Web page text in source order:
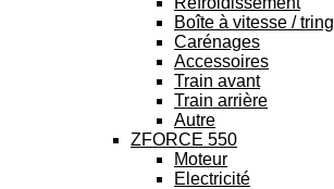
Boîte à vitesse /
Carénages
Accessoires
Train avant
Train arrière
Autre
ZFORCE 550
Moteur
Electricité